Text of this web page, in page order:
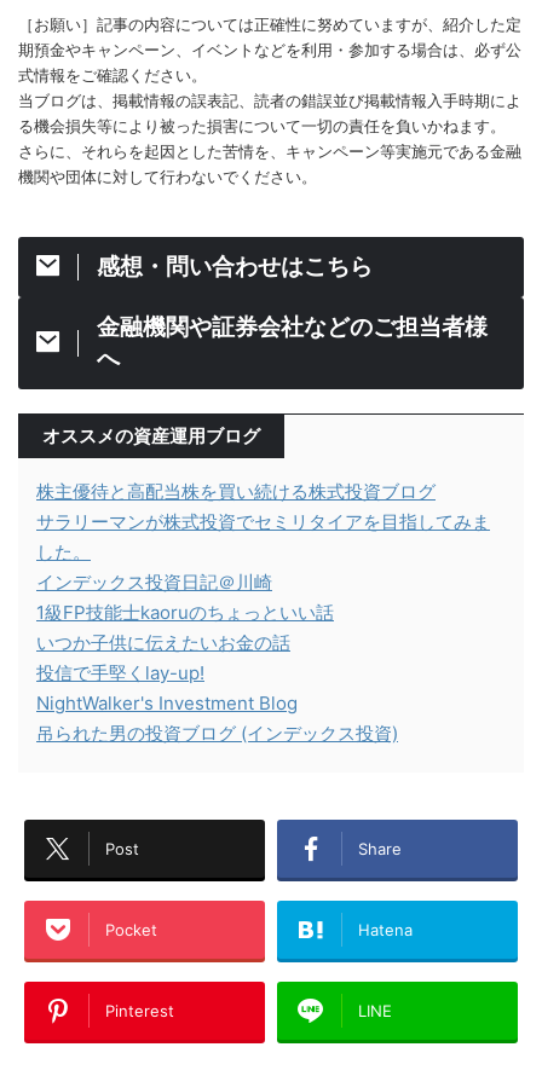
［お願い］記事の内容については正確性に努めていますが、紹介した定
期預金やキャンペーン、イベントなどを利用・参加する場合は、必ず公
式情報をご確認ください。
当ブログは、掲載情報の誤表記、読者の錯誤並び掲載情報入手時期によ
る機会損失等により被った損害について一切の責任を負いかねます。
さらに、それらを起因とした苦情を、キャンペーン等実施元である金融
機関や団体に対して行わないでください。
感想・問い合わせはこちら
金融機関や証券会社などのご担当者様
へ
オススメの資産運用ブログ
株主優待と高配当株を買い続ける株式投資ブログ
サラリーマンが株式投資でセミリタイアを目指してみま
した。
インデックス投資日記＠川崎
1級FP技能士kaoruのちょっといい話
いつか子供に伝えたいお金の話
投信で手堅くlay-up!
NightWalker's Investment Blog
吊られた男の投資ブログ (インデックス投資)
Post Share
Pocket Hatena
Pinterest LINE